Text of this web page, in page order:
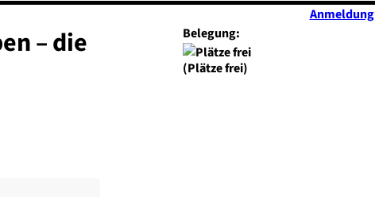
– die
Anmeldung
Belegung:
(Plätze frei)